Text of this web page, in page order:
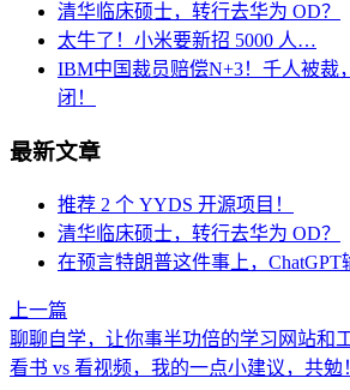
清华临床硕士，转行去华为 OD？
太牛了！小米要新招 5000 人…
IBM中国裁员赔偿N+3！千人被裁
闭！
最新文章
推荐 2 个 YYDS 开源项目！
清华临床硕士，转行去华为 OD？
在预言特朗普这件事上，ChatGPT
上一篇
聊聊自学，让你事半功倍的学习网站和
看书 vs 看视频，我的一点小建议，共勉